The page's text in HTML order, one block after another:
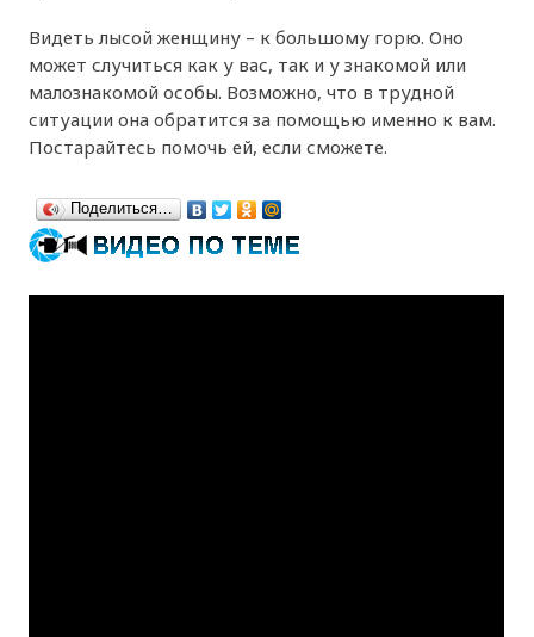
Видеть лысой женщину – к большому горю. Оно
может случиться как у вас, так и у знакомой или
малознакомой особы. Возможно, что в трудной
ситуации она обратится за помощью именно к вам.
Постарайтесь помочь ей, если сможете.
Поделиться…